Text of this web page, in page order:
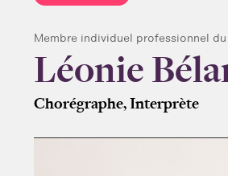
Membre individuel professionnel du
Léonie
Chorégraphe, Interprète